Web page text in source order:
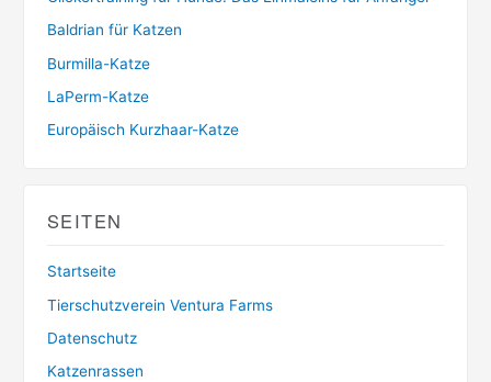
Baldrian für Katzen
Burmilla-Katze
LaPerm-Katze
Europäisch Kurzhaar-Katze
SEITEN
Startseite
Tierschutzverein Ventura Farms
Datenschutz
Katzenrassen